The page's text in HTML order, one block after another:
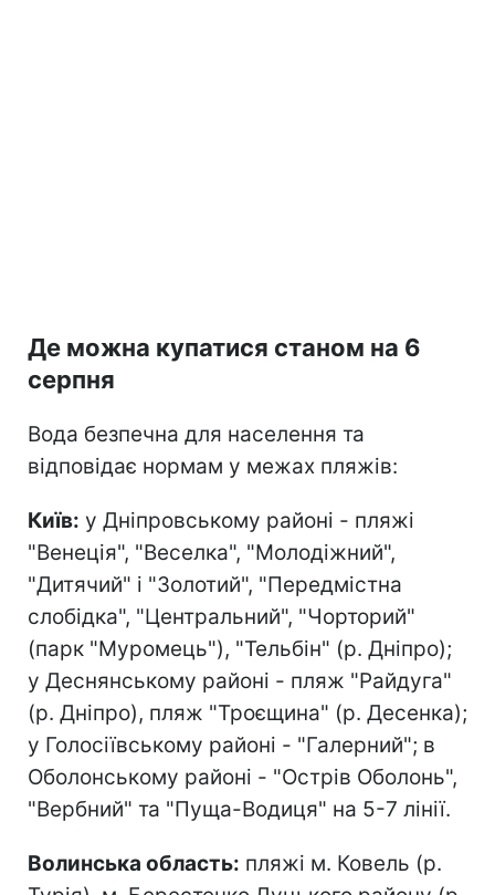
Де можна купатися станом на 6
серпня
Вода безпечна для населення та
відповідає нормам у межах пляжів:
Київ: у Дніпровському районі - пляжі
"Венеція", "Веселка", "Молодіжний",
"Дитячий" і "Золотий", "Передмістна
слобідка", "Центральний", "Чорторий"
(парк "Муромець"), "Тельбін" (р. Дніпро);
у Деснянському районі - пляж "Райдуга"
(р. Дніпро), пляж "Троєщина" (р. Десенка);
у Голосіївському районі - "Галерний"; в
Оболонському районі - "Острів Оболонь",
"Вербний" та "Пуща-Водиця" на 5-7 лінії.
Волинська область: пляжі м. Ковель (р.